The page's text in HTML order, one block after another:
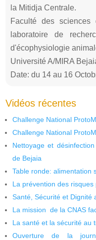
la Mitidja Centrale.
Faculté des
laboratoire de
d'écophysiologie
Université A/MIRA
Date: du 14 au 16
Vidéos récentes
Challenge National
Challenge National
Nettoyage et
de Bejaia
Table ronde: alimentation
La prévention des
Santé, Sécurité et Dignité
La mission de la CNAS
La santé et la sécurité au
Ouverture de la